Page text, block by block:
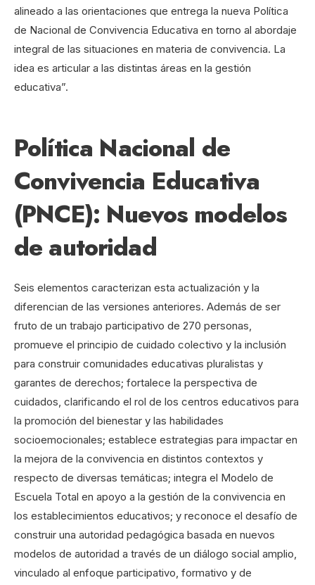
alineado a las orientaciones que entrega la nueva Política
de Nacional de Convivencia Educativa en torno al abordaje
integral de las situaciones en materia de convivencia. La
idea es articular a las distintas áreas en la gestión
educativa”.
Política Nacional de
Convivencia Educativa
(PNCE): Nuevos modelos
de autoridad
Seis elementos caracterizan esta actualización y la
diferencian de las versiones anteriores. Además de ser
fruto de un trabajo participativo de 270 personas,
promueve el principio de cuidado colectivo y la inclusión
para construir comunidades educativas pluralistas y
garantes de derechos; fortalece la perspectiva de
cuidados, clarificando el rol de los centros educativos para
la promoción del bienestar y las habilidades
socioemocionales; establece estrategias para impactar en
la mejora de la convivencia en distintos contextos y
respecto de diversas temáticas; integra el Modelo de
Escuela Total en apoyo a la gestión de la convivencia en
los establecimientos educativos; y reconoce el desafío de
construir una autoridad pedagógica basada en nuevos
modelos de autoridad a través de un diálogo social amplio,
vinculado al enfoque participativo, formativo y de